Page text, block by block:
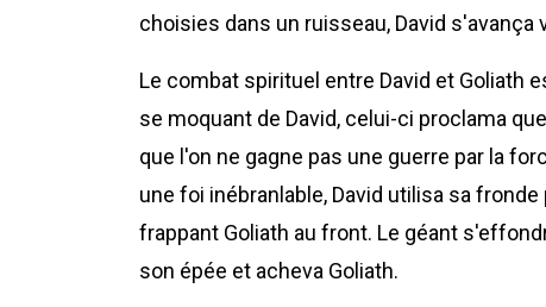
choisies dans un ruisseau, David s'avança
Le combat spirituel entre David et Goliath
se moquant de David, celui-ci proclama
que l'on ne gagne pas une guerre par la
une foi inébranlable, David utilisa sa
frappant Goliath au front. Le géant
son épée et acheva Goliath.